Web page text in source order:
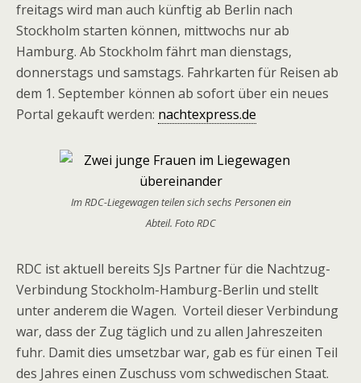
freitags wird man auch künftig ab Berlin nach
Stockholm starten können, mittwochs nur ab
Hamburg. Ab Stockholm fährt man dienstags,
donnerstags und samstags. Fahrkarten für Reisen ab
dem 1. September können ab sofort über ein neues
Portal gekauft werden: nachtexpress.de
Im RDC-Liegewagen teilen sich sechs Personen ein
Abteil. Foto RDC
RDC ist aktuell bereits SJs Partner für die Nachtzug-
Verbindung Stockholm-Hamburg-Berlin und stellt
unter anderem die Wagen. Vorteil dieser Verbindung
war, dass der Zug täglich und zu allen Jahreszeiten
fuhr. Damit dies umsetzbar war, gab es für einen Teil
des Jahres einen Zuschuss vom schwedischen Staat.